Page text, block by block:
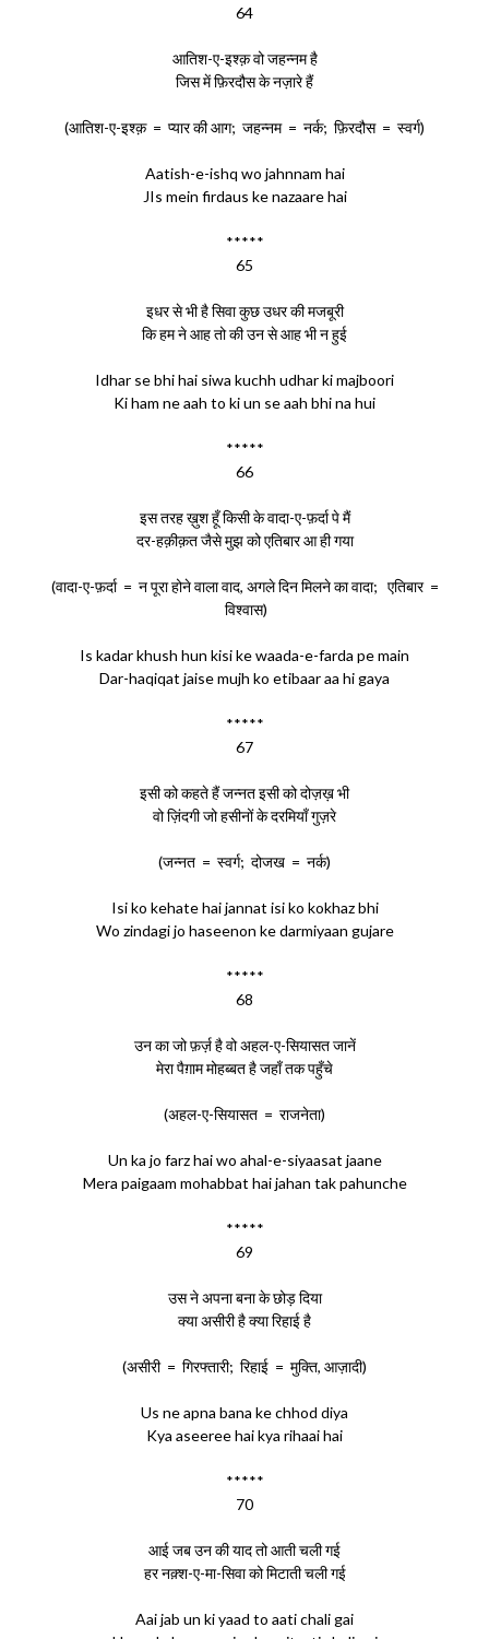
64
आतिश-ए-इश्क़ वो जहन्नम है
जिस में फ़िरदौस के नज़ारे हैं
(आतिश-ए-इश्क़ = प्यार की आग; जहन्नम = नर्क; फ़िरदौस = स्वर्ग)
Aatish-e-ishq wo jahnnam hai
JIs mein firdaus ke nazaare hai
*****
65
इधर से भी है सिवा कुछ उधर की मजबूरी
कि हम ने आह तो की उन से आह भी न हुई
Idhar se bhi hai siwa kuchh udhar ki majboori
Ki ham ne aah to ki un se aah bhi na hui
*****
66
इस तरह ख़ुश हूँ किसी के वादा-ए-फ़र्दा पे मैं
दर-हक़ीक़त जैसे मुझ को एतिबार आ ही गया
(वादा-ए-फ़र्दा = न पूरा होने वाला वाद, अगले दिन मिलने का वादा; एतिबार =
विश्वास)
Is kadar khush hun kisi ke waada-e-farda pe main
Dar-haqiqat jaise mujh ko etibaar aa hi gaya
*****
67
इसी को कहते हैं जन्नत इसी को दोज़ख़ भी
वो ज़िंदगी जो हसीनों के दरमियाँ गुज़रे
(जन्नत = स्वर्ग; दोजख = नर्क)
Isi ko kehate hai jannat isi ko kokhaz bhi
Wo zindagi jo haseenon ke darmiyaan gujare
*****
68
उन का जो फ़र्ज़ है वो अहल-ए-सियासत जानें
मेरा पैग़ाम मोहब्बत है जहाँ तक पहुँचे
(अहल-ए-सियासत = राजनेता)
Un ka jo farz hai wo ahal-e-siyaasat jaane
Mera paigaam mohabbat hai jahan tak pahunche
*****
69
उस ने अपना बना के छोड़ दिया
क्या असीरी है क्या रिहाई है
(असीरी = गिरफ्तारी; रिहाई = मुक्ति, आज़ादी)
Us ne apna bana ke chhod diya
Kya aseeree hai kya rihaai hai
*****
70
आई जब उन की याद तो आती चली गई
हर नक़्श-ए-मा-सिवा को मिटाती चली गई
Aai jab un ki yaad to aati chali gai